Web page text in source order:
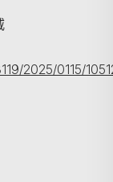
2025/0115/